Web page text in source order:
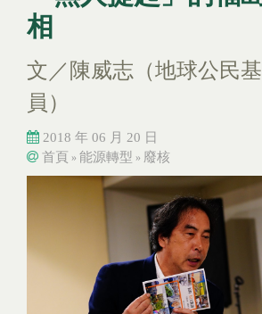
相
文／陳威志（地球公民
員）
2018 年 06 月 20 日
您在這裡
首頁 » 能源轉型 » 廢核
您在這裡